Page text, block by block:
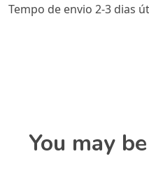
Tempo de envio 2-3 dias
You may